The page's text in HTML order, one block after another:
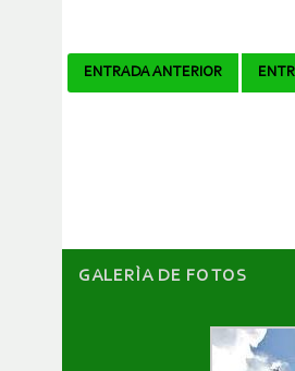
Navegador
ENTRADA ANTERIOR
GALERÌA DE FOTOS